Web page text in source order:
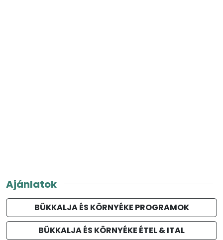
Ajánlatok
BÜKKALJA ÉS KÖRNYÉKE PROGRAMOK
BÜKKALJA ÉS KÖRNYÉKE ÉTEL & ITAL